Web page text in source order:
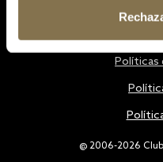
@ 2006-2026
Políticas